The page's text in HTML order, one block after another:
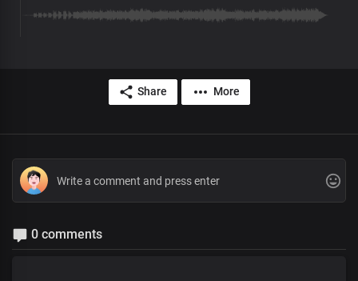
Share More
0 comments